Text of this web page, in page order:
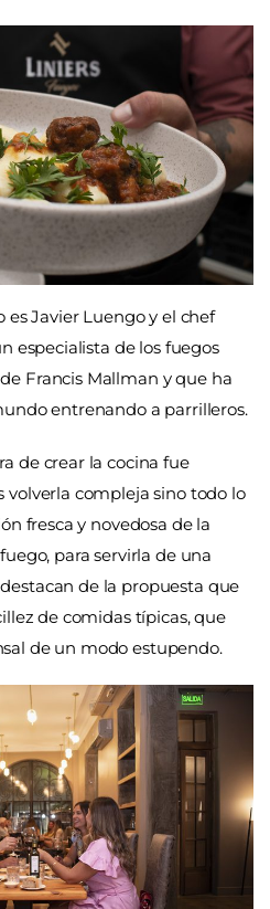
es Javier Luengo y el chef
especialista de los fuegos
Francis Mallman y que ha
entrenando a parrilleros.
de crear la cocina fue
volverla compleja sino todo lo
fresca y novedosa de la
para servirla de una
de la propuesta que
de comidas típicas, que
de un modo estupendo.